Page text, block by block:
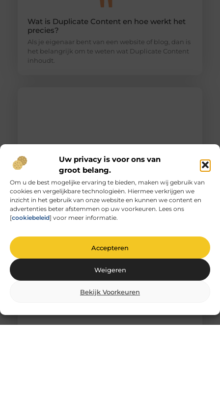
Uw privacy is voor ons van
groot belang.
Om u de best mogelijke ervaring te bieden, maken wij gebruik van
cookies en vergelijkbare technologieën. Hiermee verkrijgen we
inzicht in het gebruik van onze website en kunnen we content en
advertenties beter afstemmen op uw voorkeuren. Lees ons
[cookiebeleid] voor meer informatie.
Accepteren
Weigeren
Bekijk Voorkeuren
Wat is Duplicate Content en hoe werkt het
precies?
Als je eigenaar bent van een website of blog, dan is
het belangrijk om te weten wat Duplicate Content
inhoudt.
Unieke herinneringen vervat in gegraveerd
glas
De magie van glas graveren Heb je ooit
stilgestaan bij de magie van glas graveren? Het is